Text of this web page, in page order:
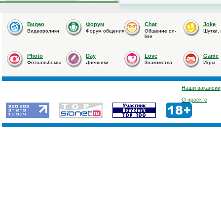
Видео
Видеоролики
Форум
Форум общения
Chat
Общение on-
line
Joke
Шутки,
Photo
Фотоальбомы
Day
Дневники
Love
Знакомства
Game
Игры
Наши вакансии
О проекте